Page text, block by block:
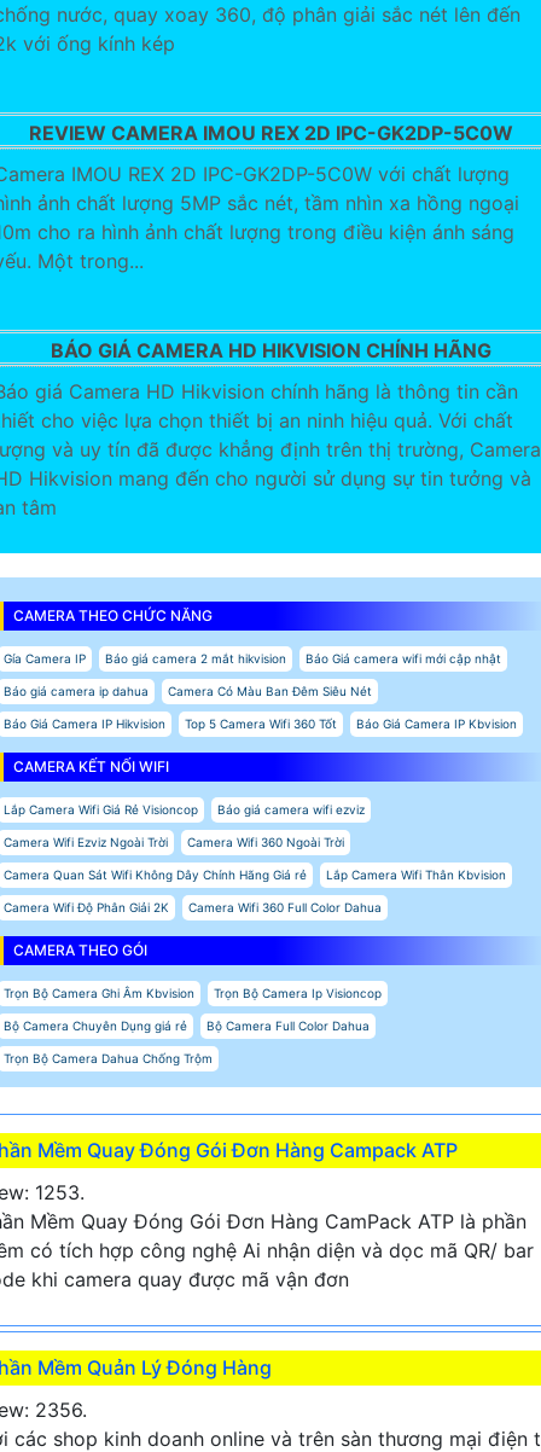
nước, quay xoay 360, độ phân giải sắc nét lên đến
với ống kính kép
REVIEW CAMERA IMOU REX 2D IPC-GK2DP-5C0W
IMOU REX 2D IPC-GK2DP-5C0W với chất lượng
ảnh chất lượng 5MP sắc nét, tầm nhìn xa hồng ngoại
cho ra hình ảnh chất lượng trong điều kiện ánh sáng
Một trong...
BÁO GIÁ CAMERA HD HIKVISION CHÍNH HÃNG
giá Camera HD Hikvision chính hãng là thông tin cần
cho việc lựa chọn thiết bị an ninh hiệu quả. Với chất
và uy tín đã được khẳng định trên thị trường, Camera
Hikvision mang đến cho người sử dụng sự tin tưởng và
tâm
CAMERA THEO CHỨC NĂNG
Gía Camera IP Báo giá camera 2 mắt hikvision Báo Giá camera wifi mới cập nhật
Báo giá camera ip dahua Camera Có Màu Ban Đêm Siêu Nét
Báo Giá Camera IP Hikvision Top 5 Camera Wifi 360 Tốt Báo Giá Camera IP Kbvision
CAMERA KẾT NỐI WIFI
Lắp Camera Wifi Giá Rẻ Visioncop Báo giá camera wifi ezviz
Camera Wifi Ezviz Ngoài Trời Camera Wifi 360 Ngoài Trời
Camera Quan Sát Wifi Không Dây Chính Hãng Giá rẻ Lắp Camera Wifi Thân Kbvision
Camera Wifi Độ Phân Giải 2K Camera Wifi 360 Full Color Dahua
CAMERA THEO GÓI
Trọn Bộ Camera Ghi Âm Kbvision Trọn Bộ Camera Ip Visioncop
Bộ Camera Chuyên Dụng giá rẻ Bộ Camera Full Color Dahua
Trọn Bộ Camera Dahua Chống Trộm
Mềm Quay Đóng Gói Đơn Hàng Campack ATP
1253.
Mềm Quay Đóng Gói Đơn Hàng CamPack ATP là phần
có tích hợp công nghệ Ai nhận diện và dọc mã QR/ bar
khi camera quay được mã vận đơn
Mềm Quản Lý Đóng Hàng
2356.
các shop kinh doanh online và trên sàn thương mại điện